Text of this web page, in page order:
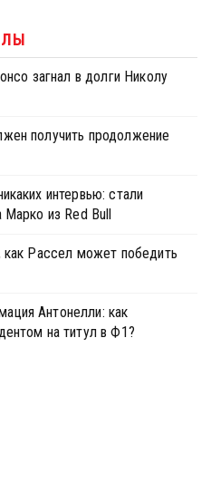
загнал в долги Николу
получить продолжение
интервью: стали
из Red Bull
как Рассел может победить
Антонелли: как
на титул в Ф1?